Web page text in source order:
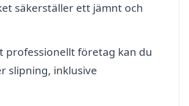
säkerställer ett jämnt och
professionellt företag kan du
slipning, inklusive